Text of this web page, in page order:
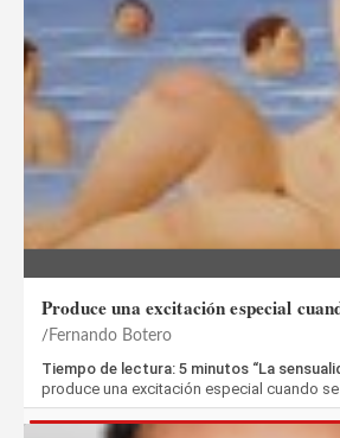
Produce una excitación especial
Fernando Botero
Tiempo de lectura: 5 minutos “La
produce una excitación especial cuando